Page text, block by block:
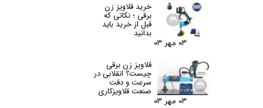
خرید قلاویز زن
برقی ؛ نکاتی که
قبل از خرید باید
بدانید
۰۳ مهر ۰۳
قلاویز زن برقی
چیست؟ انقلابی در
سرعت و دقت
صنعت قلاویزکاری
۰۳ مهر ۰۳